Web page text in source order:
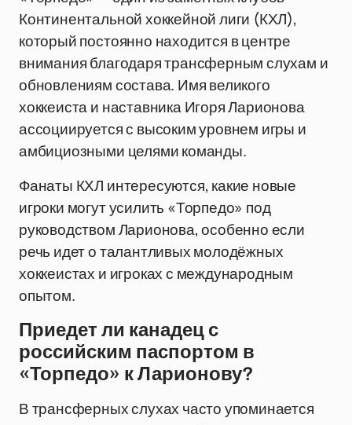
Континентальной хоккейной лиги (КХЛ),
который постоянно находится в центре
внимания благодаря трансферным слухам и
обновлениям состава. Имя великого
хоккеиста и наставника Игоря Ларионова
ассоциируется с высоким уровнем игры и
амбициозными целями команды.
Фанаты КХЛ интересуются, какие новые
игроки могут усилить «Торпедо» под
руководством Ларионова, особенно если
речь идет о талантливых молодёжных
хоккеистах и игроках с международным
опытом.
Приедет ли канадец с
российским паспортом в
«Торпедо» к Ларионову?
В трансферных слухах часто упоминается